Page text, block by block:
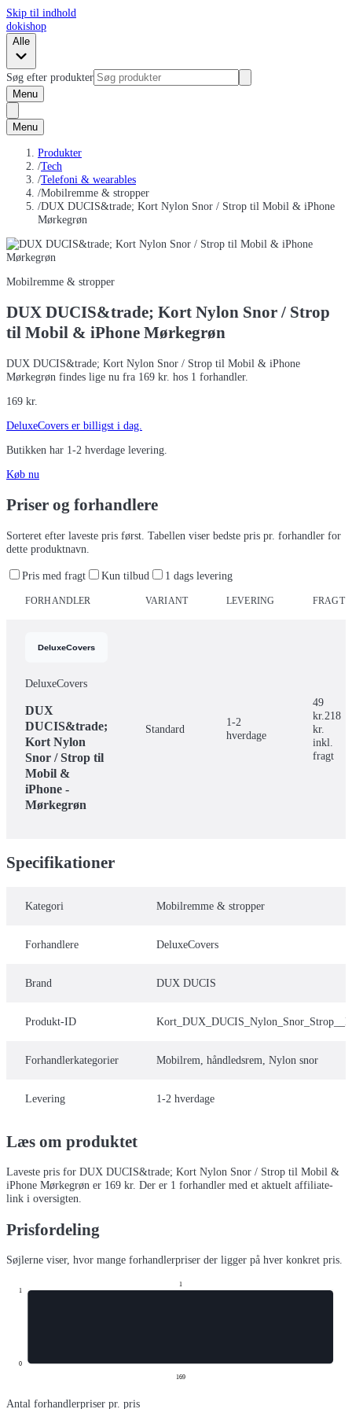
Skip til indhold
dokishop
Alle
Søg efter produkter
Menu
Menu
Produkter
/Tech
/Telefoni & wearables
/Mobilremme & stropper
/DUX DUCIS&trade; Kort Nylon Snor / Strop til Mobil & iPhone
Mørkegrøn
Mobilremme & stropper
DUX DUCIS&trade; Kort Nylon Snor / Strop
til Mobil & iPhone Mørkegrøn
DUX DUCIS&trade; Kort Nylon Snor / Strop til Mobil & iPhone
Mørkegrøn findes lige nu fra 169 kr. hos 1 forhandler.
169 kr.
DeluxeCovers er billigst i dag.
Butikken har 1-2 hverdage levering.
Køb nu
Priser og forhandlere
Sorteret efter laveste pris først. Tabellen viser bedste pris pr. forhandler for
dette produktnavn.
Pris med fragt Kun tilbud 1 dags levering
FORHANDLER VARIANT LEVERING FRAGT
DeluxeCovers
DUX
DUCIS&trade;
Kort Nylon
Snor / Strop til
Mobil &
iPhone -
Mørkegrøn
Standard
1-2
hverdage
49
kr. 218
kr.
inkl.
fragt
Specifikationer
Kategori Mobilremme & stropper
Forhandlere DeluxeCovers
Brand DUX DUCIS
Produkt-ID
Forhandlerkategorier Mobilrem, håndledsrem, Nylon snor
Levering 1-2 hverdage
Læs om produktet
Laveste pris for DUX DUCIS&trade; Kort Nylon Snor / Strop til Mobil &
iPhone Mørkegrøn er 169 kr. Der er 1 forhandler med et aktuelt affiliate-
link i oversigten.
Prisfordeling
Søjlerne viser, hvor mange forhandlerpriser der ligger på hver konkret pris.
0
1
1
169
Antal forhandlerpriser pr. pris